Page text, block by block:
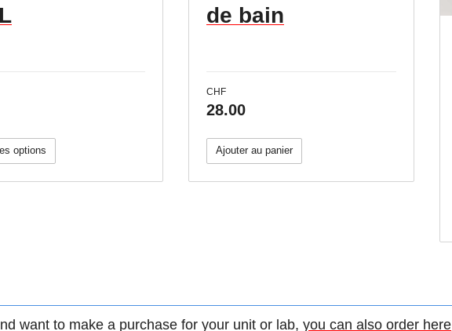
options
de bain
CHF
28.00
Ajouter au panier
want to make a purchase for your unit or lab,you can also order here